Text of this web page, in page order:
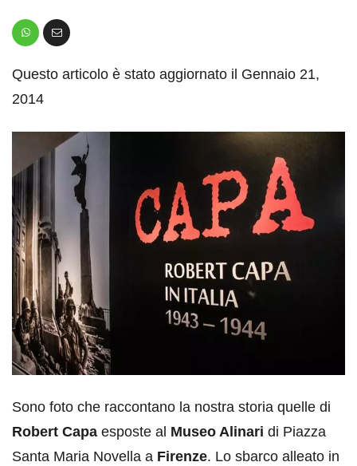
Questo articolo è stato aggiornato il Gennaio 21,
2014
Sono foto che raccontano la nostra storia quelle di
Robert Capa esposte al Museo Alinari di Piazza
Santa Maria Novella a Firenze. Lo sbarco alleato in